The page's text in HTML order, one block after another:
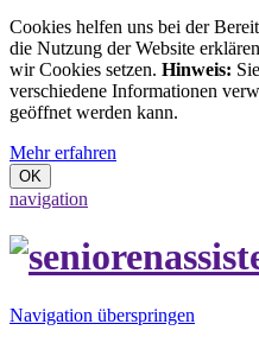
Cookies helfen uns bei der
die Nutzung der Website
wir Cookies setzen. Hinweis:
verschiedene Informationen
geöffnet werden kann.
Mehr erfahren
OK
navigation
Navigation überspringen